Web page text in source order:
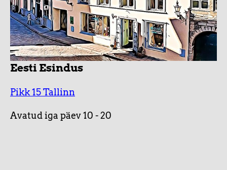
Eesti Esindus
Pikk 15 Tallinn
Avatud iga päev 10 - 20